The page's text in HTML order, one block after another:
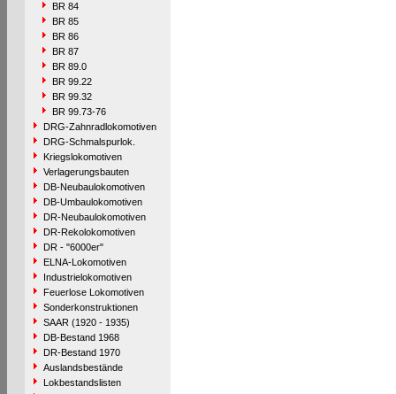
BR 84
BR 85
BR 86
BR 87
BR 89.0
BR 99.22
BR 99.32
BR 99.73-76
DRG-Zahnradlokomotiven
DRG-Schmalspurlok.
Kriegslokomotiven
Verlagerungsbauten
DB-Neubaulokomotiven
DB-Umbaulokomotiven
DR-Neubaulokomotiven
DR-Rekolokomotiven
DR - "6000er"
ELNA-Lokomotiven
Industrielokomotiven
Feuerlose Lokomotiven
Sonderkonstruktionen
SAAR (1920 - 1935)
DB-Bestand 1968
DR-Bestand 1970
Auslandsbestände
Lokbestandslisten